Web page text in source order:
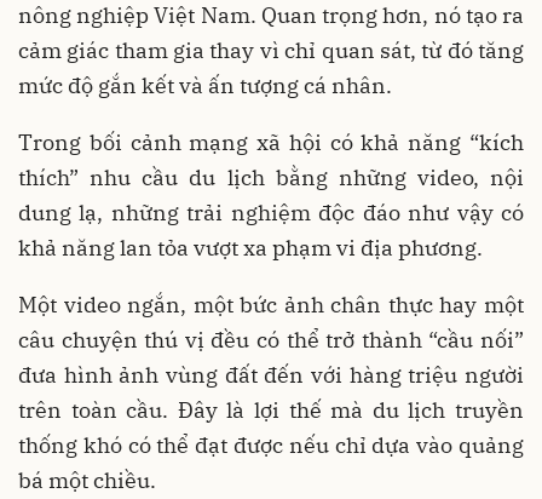
nông nghiệp Việt Nam. Quan trọng hơn, nó tạo ra
cảm giác tham gia thay vì chỉ quan sát, từ đó tăng
mức độ gắn kết và ấn tượng cá nhân.
Trong bối cảnh mạng xã hội có khả năng “kích
thích” nhu cầu du lịch bằng những video, nội
dung lạ, những trải nghiệm độc đáo như vậy có
khả năng lan tỏa vượt xa phạm vi địa phương.
Một video ngắn, một bức ảnh chân thực hay một
câu chuyện thú vị đều có thể trở thành “cầu nối”
đưa hình ảnh vùng đất đến với hàng triệu người
trên toàn cầu. Đây là lợi thế mà du lịch truyền
thống khó có thể đạt được nếu chỉ dựa vào quảng
bá một chiều.